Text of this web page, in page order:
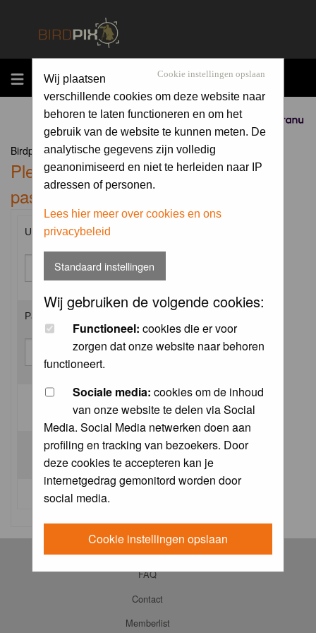
MENU
Sponsored by
Cookie instellingen opslaan
Wij plaatsen
verschillende cookies om deze website naar
behoren te laten functioneren en om het
gebruik van de website te kunnen meten. De
analytische gegevens zijn volledig
geanonimiseerd en niet te herleiden naar IP
adressen of personen.
Lees hier meer over cookies en ons
privacybeleid
Standaard instellingen
Wij gebruiken de volgende cookies:
Functioneel: cookies die er voor
zorgen dat onze website naar behoren
functioneert.
Sociale media: cookies om de inhoud
van onze website te delen via Social
Media. Social Media netwerken doen aan
profiling en tracking van bezoekers. Door
deze cookies te accepteren kan je
internetgedrag gemonitord worden door
social media.
Cookie instellingen opslaan
Birdpix.nl Forum Index
Please enter your username and
password to log in.
Username:
Password:
Log me on automatically each visit:
I forgot my password
FAQ
Contact
Memberlist